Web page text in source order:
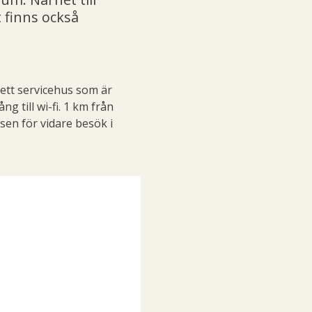
också
servicehus som är
till wi-fi. 1 km från
för vidare besök i